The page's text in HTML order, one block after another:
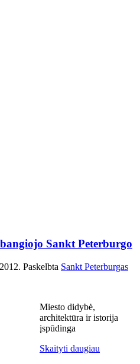
Sankt Peterburgo
. Paskelbta Sankt Peterburgas
Miesto didybė,
architektūra ir istorija
įspūdinga
Skaityti daugiau